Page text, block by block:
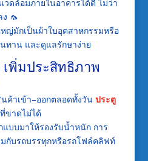
ดล้อมภายในอาคารได้ดี ไม่ว่า
🦟
ญ่มักเป็นผ้าใบอุตสาหกรรมหรือ
ทาน และดูแลรักษาง่าย
พิ่มประสิทธิภาพ
ค้าเข้า–ออกตลอดทั้งวัน ประตู
ขาดไม่ได้
บบมาให้รองรับน้ำหนัก การ
กับรถบรรทุกหรือรถโฟล์คลิฟท์